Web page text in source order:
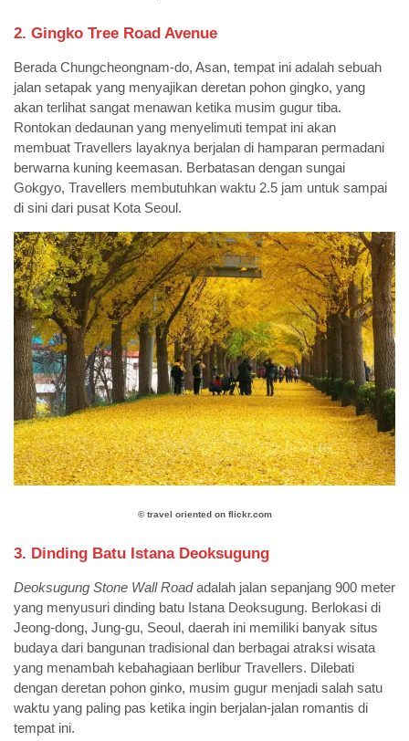
2. Gingko Tree Road Avenue
Berada Chungcheongnam-do, Asan, tempat ini adalah sebuah
jalan setapak yang menyajikan deretan pohon gingko, yang
akan terlihat sangat menawan ketika musim gugur tiba.
Rontokan dedaunan yang menyelimuti tempat ini akan
membuat Travellers layaknya berjalan di hamparan permadani
berwarna kuning keemasan. Berbatasan dengan sungai
Gokgyo, Travellers membutuhkan waktu 2.5 jam untuk sampai
di sini dari pusat Kota Seoul.
©️travel oriented on flickr.com
3. Dinding Batu Istana Deoksugung
Deoksugung Stone Wall Roadadalah jalan sepanjang 900 meter
yang menyusuri dinding batu Istana Deoksugung. Berlokasi di
Jeong-dong, Jung-gu, Seoul, daerah ini memiliki banyak situs
budaya dari bangunan tradisional dan berbagai atraksi wisata
yang menambah kebahagiaan berlibur Travellers. Dilebati
dengan deretan pohon ginko, musim gugur menjadi salah satu
waktu yang paling pas ketika ingin berjalan-jalan romantis di
tempat ini.